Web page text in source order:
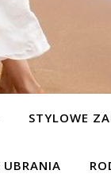
STYLOWE
UBRANIA